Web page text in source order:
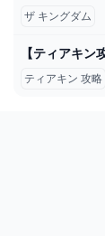
ザ キングダム
ティアキン 攻略